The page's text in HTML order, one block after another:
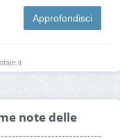
Approfondisci
note delle